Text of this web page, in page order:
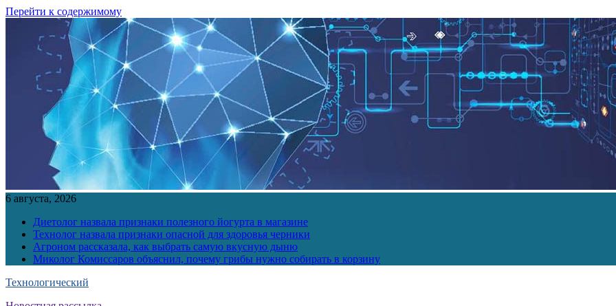
Перейти к содержимому
6 августа, 2026
Диетолог назвала признаки полезного йогурта в магазине
Технолог назвала признаки опасной для здоровья черники
Агроном рассказала, как выбрать самую вкусную дыню
Миколог Комиссаров объяснил, почему грибы нужно собирать в корзину
Технологический